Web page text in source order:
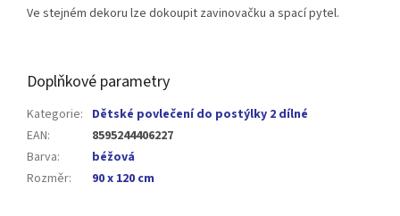
Ve stejném dekoru lze dokoupit zavinovačku a spací pytel.
Doplňkové parametry
Kategorie: Dětské povlečení do postýlky 2 dílné
EAN:
8595244406227
Barva:
béžová
Rozměr: 90 x 120 cm